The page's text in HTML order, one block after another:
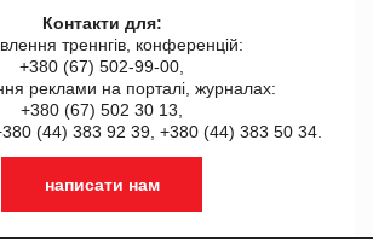
Контакти для:
треннгів, конференцій:
+380 (67) 502-99-00,
реклами на порталі, журналах:
+380 (67) 502 30 13,
(44) 383 92 39, +380 (44) 383 50 34.
написати нам